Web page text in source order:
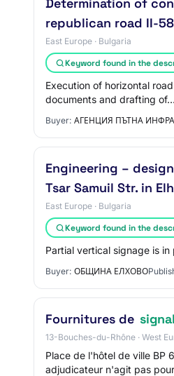
republican road II-
East Europe · Bulgaria
Keyword found in the
Execution of horizontal
documents and drafting of…
Buyer: АГЕНЦИЯ ПЪТНА
Engineering –
Tsar Samuil Str. in
East Europe · Bulgaria
Keyword found in the
Partial vertical signage is
Buyer: ОБЩИНА ЕЛХОВО
Fournitures de
13-Bouches-du-Rhône · West
Place de l'hôtel de ville BP
adjudicateur n'agit pas